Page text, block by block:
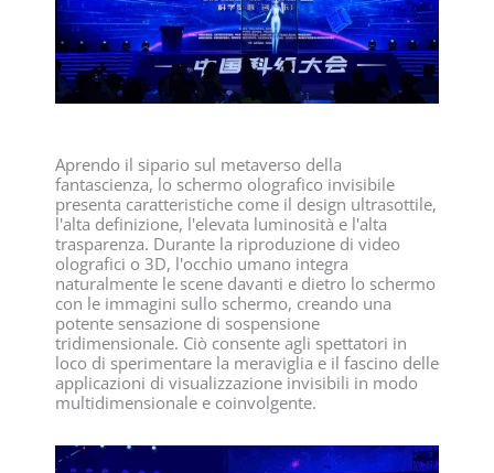
Aprendo il sipario sul metaverso della
fantascienza, lo schermo olografico invisibile
presenta caratteristiche come il design ultrasottile,
l'alta definizione, l'elevata luminosità e l'alta
trasparenza. Durante la riproduzione di video
olografici o 3D, l'occhio umano integra
naturalmente le scene davanti e dietro lo schermo
con le immagini sullo schermo, creando una
potente sensazione di sospensione
tridimensionale. Ciò consente agli spettatori in
loco di sperimentare la meraviglia e il fascino delle
applicazioni di visualizzazione invisibili in modo
multidimensionale e coinvolgente.